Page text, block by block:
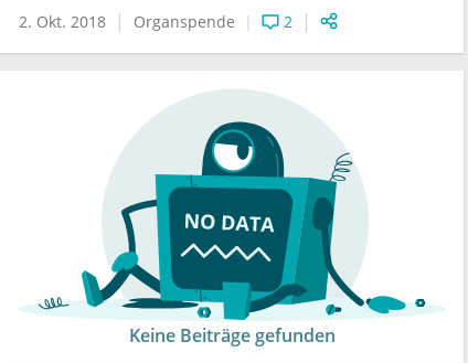
2. Okt. 2018 Organspende 2
Keine Beiträge gefunden